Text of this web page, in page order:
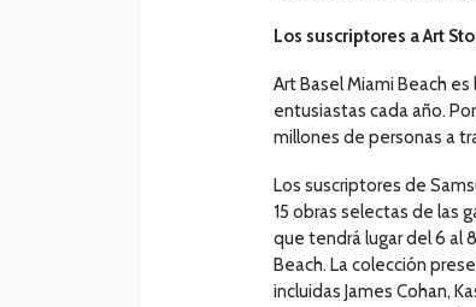
Los suscriptores a Art
Art Basel Miami Beach
entusiastas cada año.
millones de personas a
Los suscriptores de
15 obras selectas de las
que tendrá lugar del 6 al
Beach. La colección
incluidas James Cohan,